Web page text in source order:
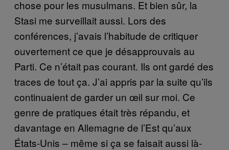
chose pour les musulmans. Et bien sûr, la
Stasi me surveillait aussi. Lors des
conférences, j’avais l’habitude de critiquer
ouvertement ce que je désapprouvais au
Parti. Ce n’était pas courant. Ils ont gardé des
traces de tout ça. J’ai appris par la suite qu’ils
continuaient de garder un œil sur moi. Ce
genre de pratiques était très répandu, et
davantage en Allemagne de l’Est qu’aux
États-Unis – même si ça se faisait aussi là-